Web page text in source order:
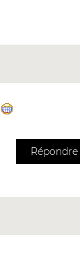
Répondre